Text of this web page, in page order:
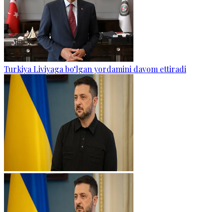
Turkiya Liviyaga bo‘lgan yordamini davom ettiradi